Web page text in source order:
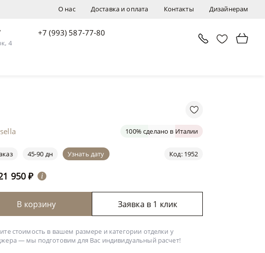
О нас Доставка и оплата Контакты Дизайнерам
4
+7 (993) 587-77-80
100% сделано в Италии
Код: 1952
45-90 дн Узнать дату
950 ₽ i
В корзину Заявка в 1 клик
стоимость в вашем размере и категории отделки у
— мы подготовим для Вас индивидуальный расчет!